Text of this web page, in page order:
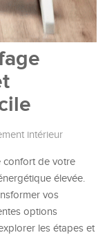
intérieur
confort de votre
élevée.
vos
options
les étapes et